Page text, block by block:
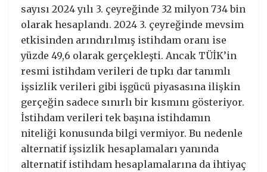
sayısı 2024 yılı 3. çeyreğinde 32 milyon 734 bin
olarak hesaplandı. 2024 3. çeyreğinde mevsim
etkisinden arındırılmış istihdam oranı ise
yüzde 49,6 olarak gerçekleşti. Ancak TÜİK’in
resmi istihdam verileri de tıpkı dar tanımlı
işsizlik verileri gibi işgücü piyasasına ilişkin
gerçeğin sadece sınırlı bir kısmını gösteriyor.
İstihdam verileri tek başına istihdamın
niteliği konusunda bilgi vermiyor. Bu nedenle
alternatif işsizlik hesaplamaları yanında
alternatif istihdam hesaplamalarına da ihtiyaç